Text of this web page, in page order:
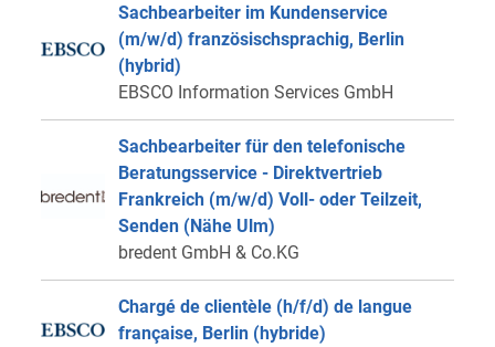
Sachbearbeiter im Kundenservice
(m/w/d) französischsprachig, Berlin
(hybrid)
EBSCO Information Services GmbH
Sachbearbeiter für den telefonische
Beratungsservice - Direktvertrieb
Frankreich (m/w/d) Voll- oder Teilzeit,
Senden (Nähe Ulm)
bredent GmbH & Co.KG
Chargé de clientèle (h/f/d) de langue
française, Berlin (hybride)